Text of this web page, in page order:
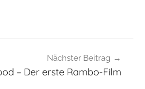
Nächster Beitrag
– Der erste Rambo-Film